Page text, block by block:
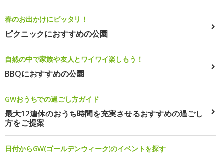
春のお出かけにピッタリ！
ピクニックにおすすめの公園
自然の中で家族や友人とワイワイ楽しもう！
BBQにおすすめの公園
GWおうちでの過ごし方ガイド
最大12連休のおうち時間を充実させるおすすめの過ごし
方をご提案
日付からGW(ゴールデンウィーク)のイベントを探す